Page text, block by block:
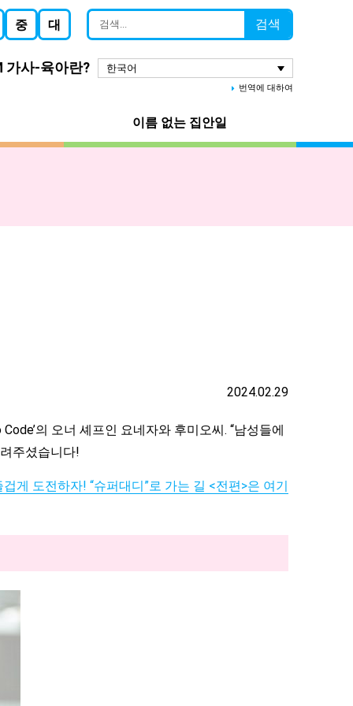
중 대 검색
가사-육아란? 한국어
번역에 대하여
이름 없는 집안일
2024.02.29
의 오너 셰프인 요네자와 후미오씨. “남성들에
주셨습니다!
게 도전하자! “슈퍼대디”로 가는 길 <전편>은 여기